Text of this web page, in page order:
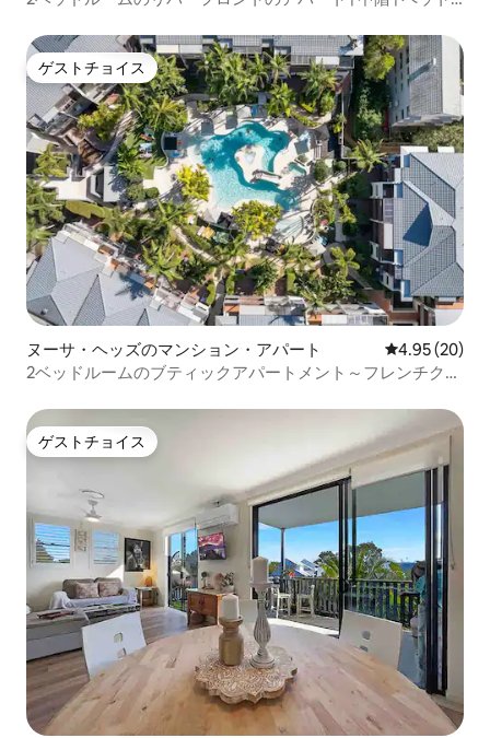
ゲストチョイス
ゲストチョイス
ヌーサ・ヘッズのマンション・アパート レビュー20
4.95 (20)
2ベッドルームのブティックアパートメント～フレンチクォ
ゲストチョイス
ゲストチョイス